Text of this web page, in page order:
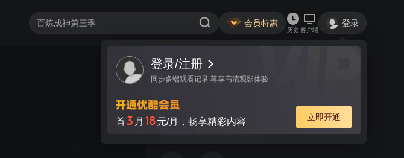
会员特惠
历史 客户端
登录
登录/注册
同步多端观看记录 尊享高清观影体验
首3 月 18元/月，畅享精彩内容 立即开通
视频 讨论
Es Español - Inicial.5 - Begoña
invita a Andrew